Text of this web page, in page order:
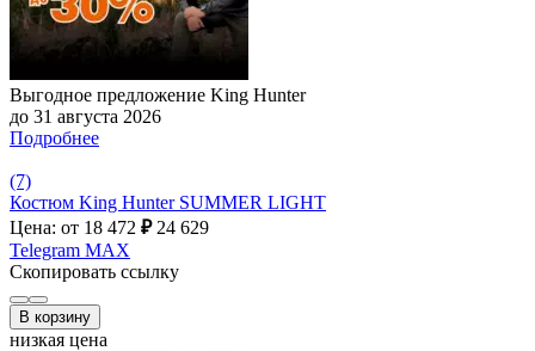
Выгодное предложение King Hunter
до 31 августа 2026
Подробнее
(7)
Костюм King Hunter SUMMER LIGHT
Цена: от 18 472 ₽ 24 629
Telegram MAX
Скопировать ссылку
В корзину
низкая цена